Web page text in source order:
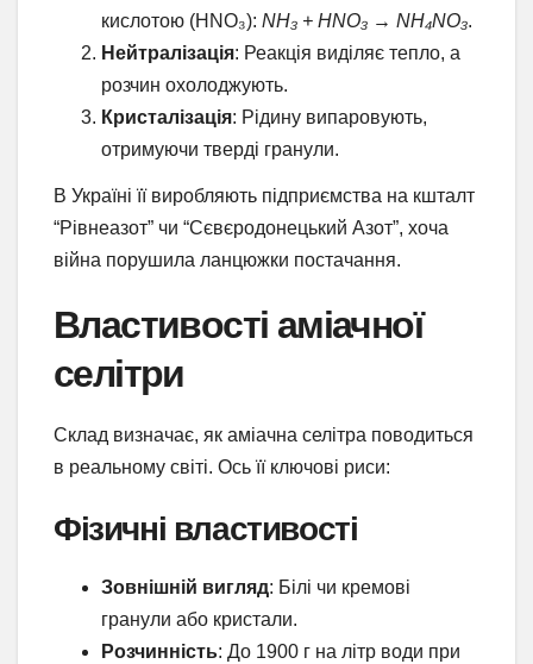
кислотою (HNO₃): NH₃ + HNO₃ → NH₄NO₃.
Нейтралізація: Реакція виділяє тепло, а
розчин охолоджують.
Кристалізація: Рідину випаровують,
отримуючи тверді гранули.
В Україні її виробляють підприємства на кшталт
“Рівнеазот” чи “Сєвєродонецький Азот”, хоча
війна порушила ланцюжки постачання.
Властивості аміачної
селітри
Склад визначає, як аміачна селітра поводиться
в реальному світі. Ось її ключові риси:
Фізичні властивості
Зовнішній вигляд: Білі чи кремові
гранули або кристали.
Розчинність: До 1900 г на літр води при